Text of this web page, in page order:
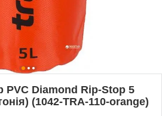
PVC Diamond Rip-Stop 5
(1042-TRA-110-orange)